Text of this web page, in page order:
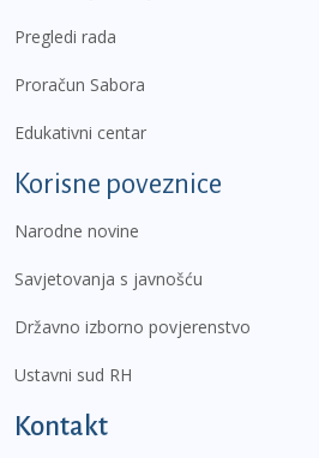
Pregledi rada
Proračun Sabora
Edukativni centar
Korisne poveznice
Narodne novine
Savjetovanja s javnošću
Državno izborno povjerenstvo
Ustavni sud RH
Kontakt